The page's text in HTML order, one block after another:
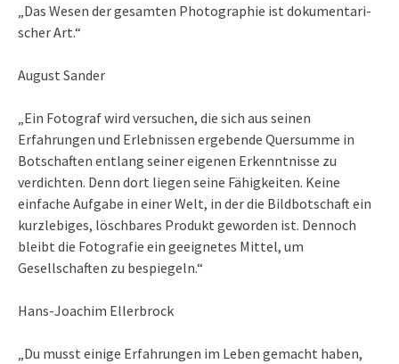
„Das We­sen der ge­sam­ten Pho­to­gra­phie ist do­ku­men­ta­ri­
scher Art.“
August Sander
„Ein Fotograf wird versuchen, die sich aus seinen
Erfahrungen und Erlebnissen ergebende Quersumme in
Botschaften entlang seiner eigenen Erkenntnisse zu
verdichten. Denn dort liegen seine Fähigkeiten. Keine
einfache Aufgabe in einer Welt, in der die Bildbotschaft ein
kurzlebiges, löschbares Produkt geworden ist. Dennoch
bleibt die Fotografie ein geeignetes Mittel, um
Gesellschaften zu bespiegeln.“
Hans-Joachim Ellerbrock
„Du musst einige Erfahrungen im Leben gemacht haben,